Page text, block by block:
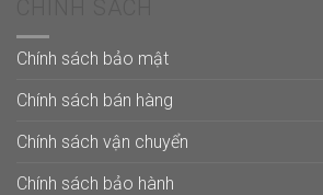
Chính sách bảo mật
Chính sách bán hàng
Chính sách vận chuyển
Chính sách bảo hành